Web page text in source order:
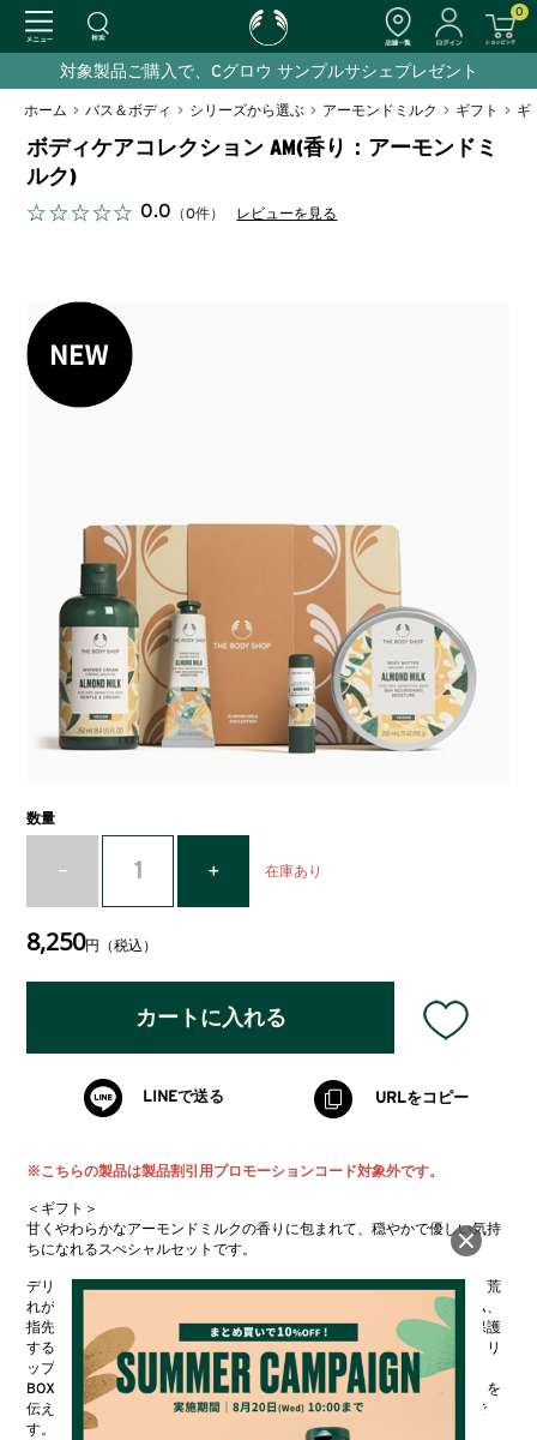
0
対象製品ご購入で、Cグロウ サンプルサシェプレゼント
ホーム > バス＆ボディ > シリーズから選ぶ > アーモンドミルク > ギフト > ギ
ボディケアコレクション AM(香り：アーモンドミ
ルク)
0.0 （0件） レビューを見る
数量
在庫あり
8,250円（税込）
カートに入れる
LINEで送る URLをコピー
※こちらの製品は製品割引用プロモーションコード対象外です。
＜ギフト＞
甘くやわらかなアーモンドミルクの香りに包まれて、穏やかで優しい気持
ちになれるスぺシャルセットです。
デリケートで乾燥しやすい肌もやさしく洗い上げるボディシャンプー、荒
れがちな肌もうるおいで満たししっとりと穏やかに保つボディクリーム、
指先までシルクのように滑らかにし、べたつかず乾燥から肌を長時間保護
するハンドクリーム、なめらかなつけ心地でうるおいに満ちた唇へ導くリ
ップクリームがBOXにイン。
BOXを開けた瞬間心躍るギフトは、大切な方へ日ごろの「ありがとう」を
伝える贈り物としてはもちろん、ご自分へのご褒美としてもおすすめで
す。